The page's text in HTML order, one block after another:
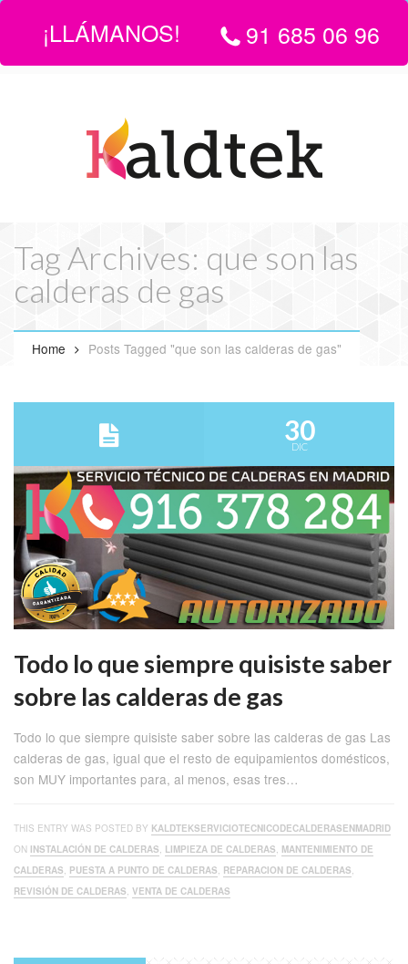
LLÁMANOS:916 850 696 | EMAIL
info@servicio-tecnico-de-
calderas-en-madrid.com
Tag Archives: que son las
calderas de gas
Home Posts Tagged "que son las calderas de gas"
30
DIC
Todo lo que siempre quisiste saber
sobre las calderas de gas
Todo lo que siempre quisiste saber sobre las calderas de gas Las
calderas de gas, igual que el resto de equipamientos domésticos,
son MUY importantes para, al menos, esas tres…
THIS ENTRY WAS POSTED BY KALDTEKSERVICIOTECNICODECALDERASENMADRID
ON INSTALACIÓN DE CALDERAS, LIMPIEZA DE CALDERAS, MANTENIMIENTO DE
CALDERAS, PUESTA A PUNTO DE CALDERAS, REPARACION DE CALDERAS,
REVISIÓN DE CALDERAS, VENTA DE CALDERAS
¡LLÁMANOS! 91 685 06 96